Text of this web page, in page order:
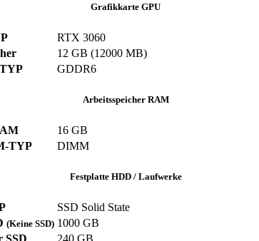
Grafikkarte GPU
‎RTX 3060
‎12 GB (12000 MB)
‎GDDR6
Arbeitsspeicher RAM
‎16 GB
TYP
‎DIMM
Festplatte HDD / Laufwerke
‎SSD ‎Solid State
(Keine SSD) 1000 GB
SSD
240 GB